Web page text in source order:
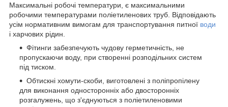
Максимальні робочі температури, є максимальними
робочими температурами поліетиленових труб. Відповідають
усім нормативним вимогам для транспортування питної води
і харчових рідин.
Фітинги забезпечують чудову герметичність, не
пропускаючи воду, при створенні розподільних систем
під тиском.
Обтискні хомути-скоби, виготовлені з поліпропілену
для виконання односторонніх або двосторонніх
розгалужень, що з'єднуються з поліетиленовими